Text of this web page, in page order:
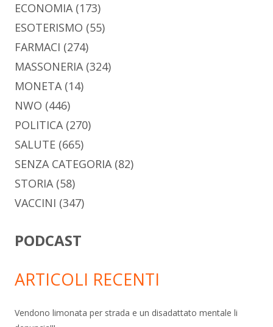
ECONOMIA(173)
ESOTERISMO (55)
FARMACI (274)
MASSONERIA(324)
MONETA(14)
NWO (446)
POLITICA(270)
SALUTE (665)
SENZA CATEGORIA(82)
STORIA(58)
VACCINI (347)
PODCAST
ARTICOLI RECENTI
Vendono limonata per strada e un disadattato mentale li